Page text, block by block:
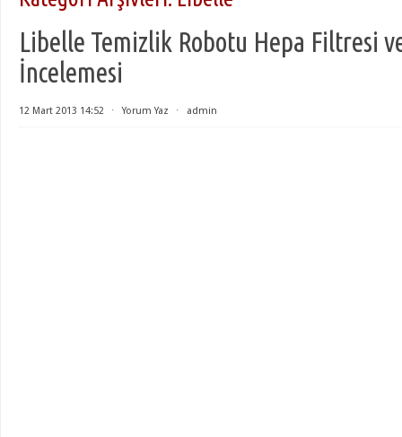
Libelle Temizlik Robotu Hepa Filtresi
İncelemesi
12 Mart 2013 14:52 ⋅ Yorum Yaz ⋅ admin